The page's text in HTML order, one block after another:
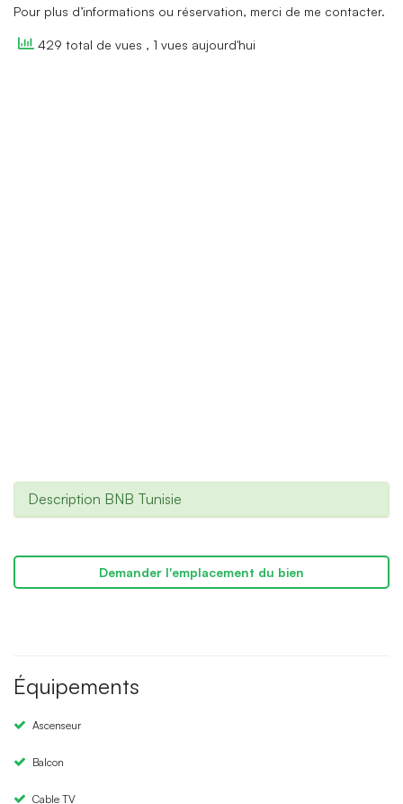
Pour plus d’informations ou réservation, merci de me contacter.
429 total de vues , 1 vues aujourd'hui
Description BNB Tunisie
Demander l'emplacement du bien
Équipements
Ascenseur
Balcon
Cable TV